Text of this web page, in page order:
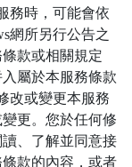
務時，可能會依
網所另行公告之
款或相關規定
屬於本服務條款
改或變更本服務
更。您於任何修
、了解並同意接
款的內容，或者